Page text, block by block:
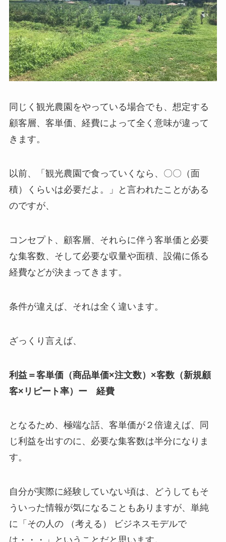
同じく観光農園をやっている場合でも、想定する
顧客層、客単価、経費によって全く意味が違って
きます。
以前、「観光農園で食っていくなら、〇〇（面
積）くらいは必要だよ。」と言われたことがある
のですが、
コンセプト、顧客層、それらに伴う客単価と必要
な集客数、そして必要な収量や面積、設備に係る
経費などが決まってきます。
条件が違えば、それは全く違います。
ざっくり言えば、
利益＝客単価（商品単価×注文数）×客数（新規顧
客×リピート率）ー
経費
となるため、極端な話、客単価が２倍違えば、同
じ利益を出すのに、必要な集客数は半分になりま
す。
自分が実際に経験していない頃は、どうしてもそ
ういった情報が気になることもありますが、単純
に「その人の （考える） ビジネスモデルで